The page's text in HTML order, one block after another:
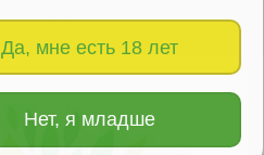
Да, мне есть 18 лет
Нет, я младше